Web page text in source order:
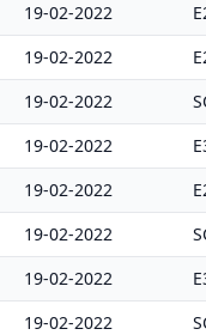
19-02-2022
19-02-2022
19-02-2022
19-02-2022
19-02-2022
19-02-2022
19-02-2022
19-02-2022